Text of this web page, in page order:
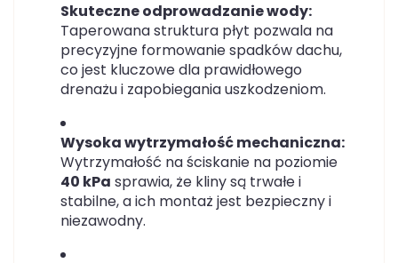
Skuteczne odprowadzanie wody:
Taperowana struktura płyt pozwala na
precyzyjne formowanie spadków dachu,
co jest kluczowe dla prawidłowego
drenażu i zapobiegania uszkodzeniom.
Wysoka wytrzymałość mechaniczna:
Wytrzymałość na ściskanie na poziomie
40 kPa sprawia, że kliny są trwałe i
stabilne, a ich montaż jest bezpieczny i
niezawodny.